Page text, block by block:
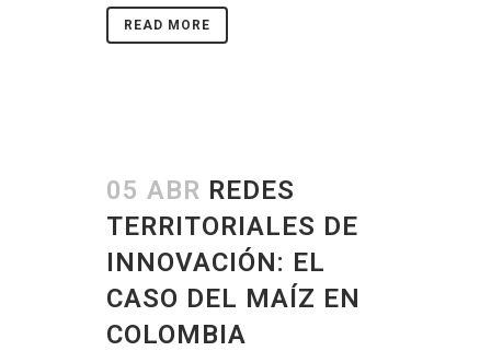
READ MORE
05 ABR REDES
TERRITORIALES DE
INNOVACIÓN: EL
CASO DEL MAÍZ EN
COLOMBIA